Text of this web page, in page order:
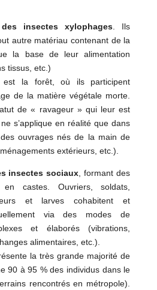
insectes xylophages . Ils
autre matériau contenant de la
la base de leur alimentation
tissus, etc.)
est la forêt, où ils participent
de la matière végétale morte.
de « ravageur » qui leur est
s’applique en réalité que dans
des ouvrages nés de la main de
extérieurs, etc.).
insectes sociaux , formant des
en castes. Ouvriers, soldats,
et larves cohabitent et
via des modes de
et élaborés (vibrations,
alimentaires, etc.).
la très grande majorité de
90 à 95 % des individus dans le
rencontrés en métropole).